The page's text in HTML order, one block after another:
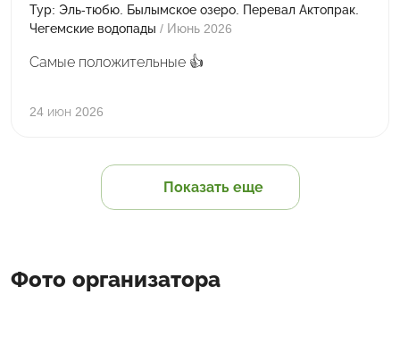
Тур: Эль-тюбю. Былымское озеро. Перевал Актопрак.
Чегемские водопады / Июнь 2026
Самые положительные 👍
24 июн 2026
Показать еще
Фото организатора